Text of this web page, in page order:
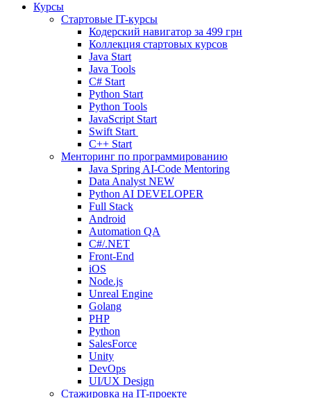
Курсы
Стартовые IT-курсы
Кодерский навигатор за 499 грн
Коллекция стартовых курсов
Java Start
Java Tools
C# Start
Python Start
Python Tools
JavaScript Start
Swift Start
C++ Start
Менторинг по программированию
Java Spring AI-Code Mentoring
Data Analyst NEW
Python AI DEVELOPER
Full Stack
Android
Automation QA
C#/.NET
Front-End
iOS
Node.js
Unreal Engine
Golang
PHP
Python
SalesForce
Unity
DevOps
UI/UX Design
Стажировка на IT-проекте